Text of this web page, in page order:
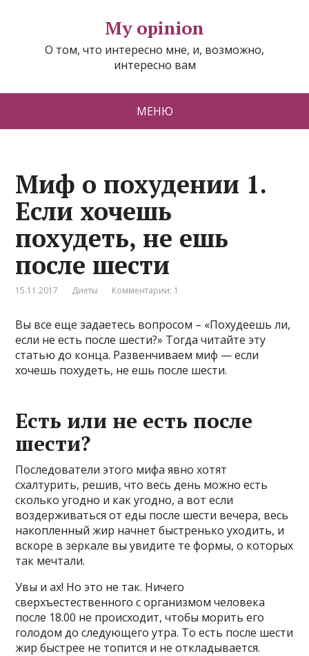
My opinion
О том, что интересно мне, и, возможно,
интересно вам
МЕНЮ
Миф о похудении 1.
Если хочешь
похудеть, не ешь
после шести
15.11.2017 Диеты Комментарии: 1
Вы все еще задаетесь вопросом – «Похудеешь ли,
если не есть после шести?» Тогда читайте эту
статью до конца. Развенчиваем миф — если
хочешь похудеть, не ешь после шести.
Есть или не есть после
шести?
Последователи этого мифа явно хотят
схалтурить, решив, что весь день можно есть
сколько угодно и как угодно, а вот если
воздерживаться от еды после шести вечера, весь
накопленный жир начнет быстренько уходить, и
вскоре в зеркале вы увидите те формы, о которых
так мечтали.
Увы и ах! Но это не так. Ничего
сверхъестественного с организмом человека
после 18.00 не происходит, чтобы морить его
голодом до следующего утра. То есть после шести
жир быстрее не топится и не откладывается.